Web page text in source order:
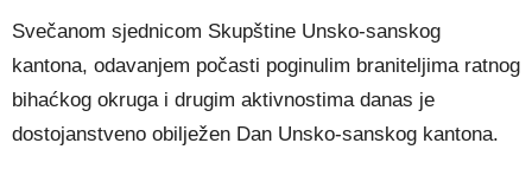
Svečanom sjednicom Skupštine Unsko-sanskog
kantona, odavanjem počasti poginulim braniteljima ratnog
bihaćkog okruga i drugim aktivnostima danas je
dostojanstveno obilježen Dan Unsko-sanskog kantona.